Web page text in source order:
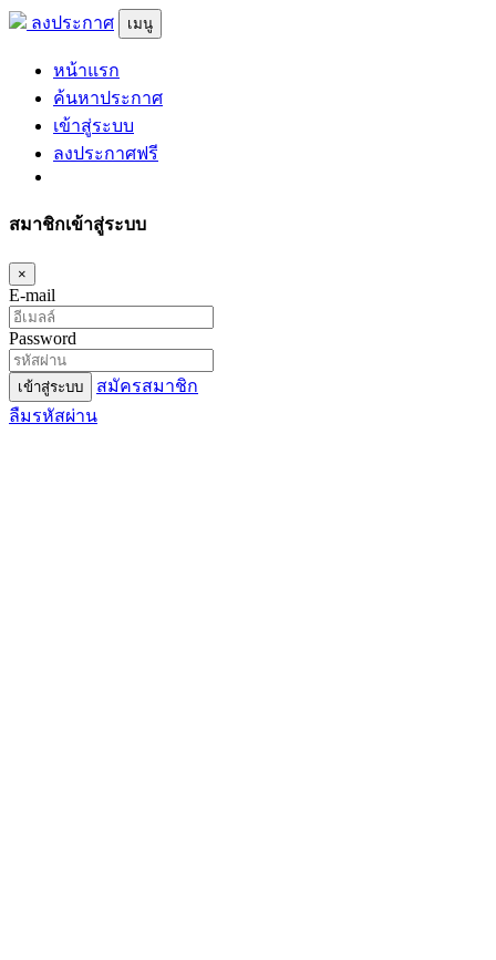
ลงประกาศ เมนู
หน้าแรก
ค้นหาประกาศ
เข้าสู่ระบบ
ลงประกาศฟรี
สมาชิกเข้าสู่ระบบ
×
E-mail
Password
เข้าสู่ระบบ
สมัครสมาชิก
ลืมรหัสผ่าน